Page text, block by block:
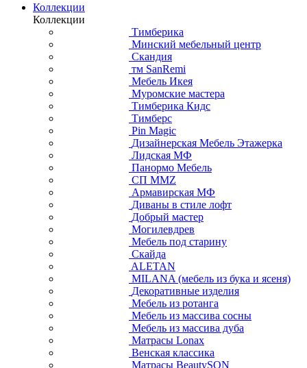
Коллекции
Коллекции
Тимберика
Минский мебельный центр
Скандия
тм SanRemi
Мебель Икея
Муромские мастера
Тимберика Кидс
Тимберс
Pin Magic
Дизайнерская Мебель Этажерка
Лидская МФ
Панормо Мебель
СП ММZ
Армавирская МФ
Диваны в стиле лофт
Добрый мастер
Могилевдрев
Мебель под старину
Скайда
ALETAN
MILANA (мебель из бука и ясеня)
Декоративные изделия
Мебель из ротанга
Мебель из массива сосны
Мебель из массива дуба
Матрасы Lonax
Венская классика
Матрасы BeautySON